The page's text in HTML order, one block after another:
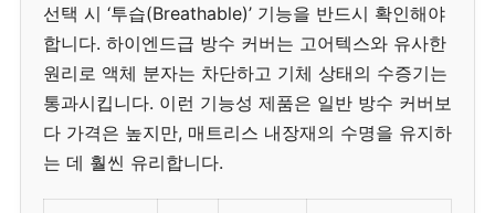
선택 시 ‘투습(Breathable)’ 기능을 반드시 확인해야
합니다. 하이엔드급 방수 커버는 고어텍스와 유사한
원리로 액체 분자는 차단하고 기체 상태의 수증기는
통과시킵니다. 이런 기능성 제품은 일반 방수 커버보
다 가격은 높지만, 매트리스 내장재의 수명을 유지하
는 데 훨씬 유리합니다.